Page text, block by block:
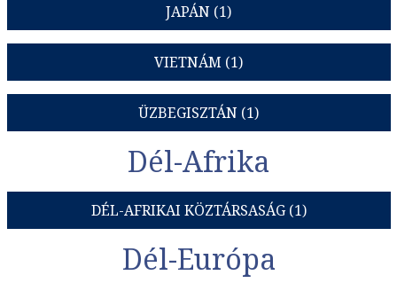
JAPÁN (1)
VIETNÁM (1)
ÜZBEGISZTÁN (1)
Dél-Afrika
DÉL-AFRIKAI KÖZTÁRSASÁG (1)
Dél-Európa